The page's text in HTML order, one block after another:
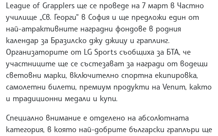
League of Grapplers ще се проведе на 7 март в Частно
училище „Св. Георги“ в София и ще предложи един от
най-атрактивните наградни фондове в родния
календар за Бразилско джу джицу и граплинг.
Организаторите от LG Sports съобщиха за БТА, че
участниците ще се състезават за награди от водещи
световни марки, включително спортна екипировка,
самолетни билети, премиум продукти на Venum, както
и традиционни медали и купи.
Специално внимание е отделено на абсолютната
категория, в която най-добрите български граплъри ще